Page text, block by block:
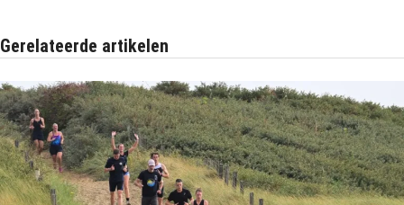
Gerelateerde artikelen